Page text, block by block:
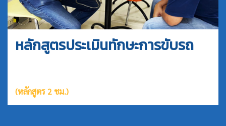
หลักสูตรประเมินทักษะการขับรถ
(หลักสูตร 2 ชม.)